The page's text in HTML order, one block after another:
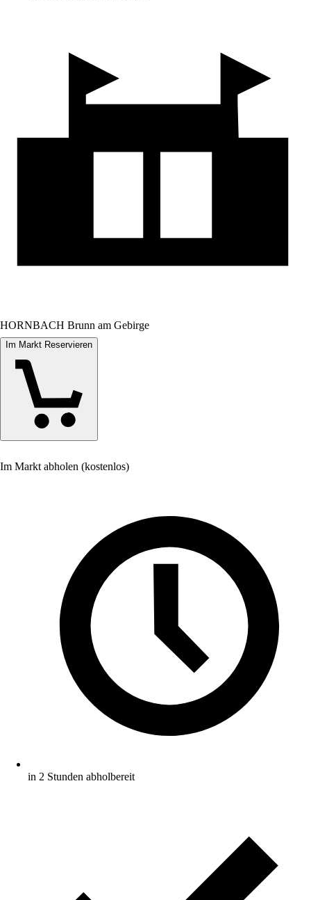
HORNBACH Brunn am Gebirge
Im Markt Reservieren
Im Markt abholen (kostenlos)
in 2 Stunden abholbereit